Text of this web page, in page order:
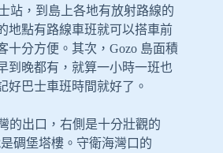
站，到島上各地有放射路線的
地點有路線車班就可以搭車前
十分方便。其次，Gozo 島面積
到晚都有，就算一小時一班也
好巴士車班時間就好了。
的出口，右側是十分壯觀的
碉堡塔樓。守衛海灣口的